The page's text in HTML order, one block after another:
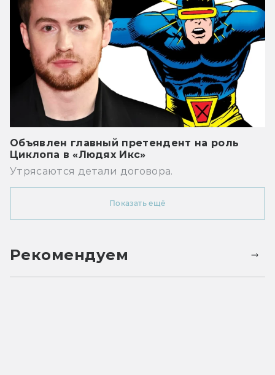
Объявлен главный претендент на роль
Циклопа в «Людях Икс»
Утрясаются детали договора.
Показать ещё
Рекомендуем